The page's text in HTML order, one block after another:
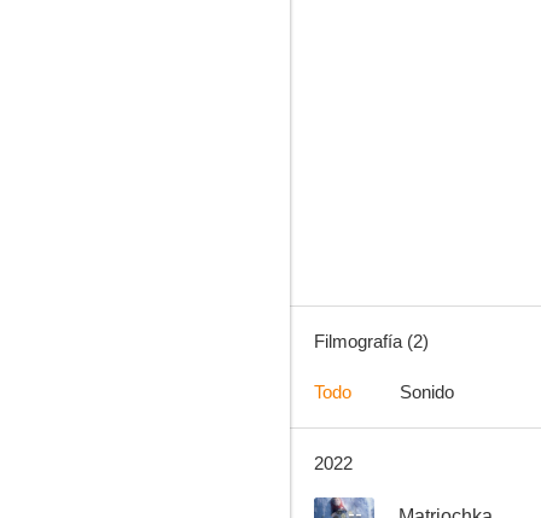
Filmografía (2)
Todo Sonido
2022